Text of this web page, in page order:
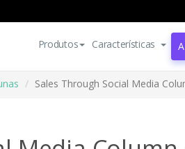
Produtos Características
Sales Through Social Media